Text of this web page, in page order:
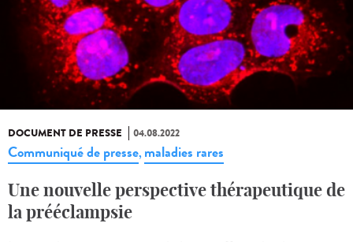
DOCUMENT DE PRESSE 04.08.2022
Communiqué de presse, maladies rares
Une nouvelle perspective thérapeutique de
la prééclampsie